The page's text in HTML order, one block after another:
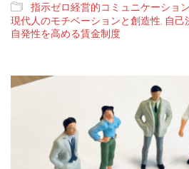
指示ゼロ経営的コミュニケーショ
現代人のモチベーションと創造性 自己
自発性を高める賃金制度